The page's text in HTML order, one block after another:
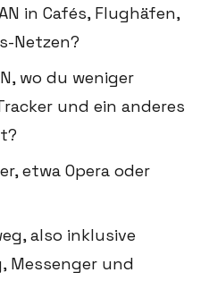
in Cafés, Flughäfen,
Netzen?
wo du weniger
und ein anderes
etwa Opera oder
also inklusive
Messenger und